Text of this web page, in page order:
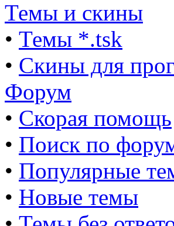
Темы и скины
• Темы *.tsk
• Скины для
Форум
• Скорая помощь
• Поиск по
• Популярные
• Новые темы